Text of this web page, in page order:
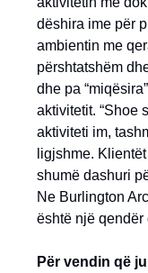
dëshira ime për
ambientin me
përshtatshëm
dhe pa
aktivitetit. “Shoe
aktiviteti im,
ligjshme.
shumë dashuri
Ne Burlington
është një qendër
Për vendin që